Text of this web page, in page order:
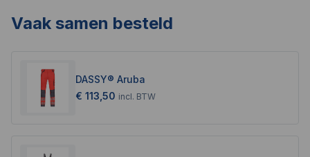
Vaak samen besteld
DASSY® Aruba
€ 113,50 incl. BTW